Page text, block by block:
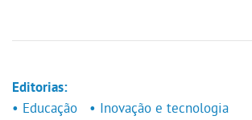
Editorias:
• Educação
• Inovação e tecnologia